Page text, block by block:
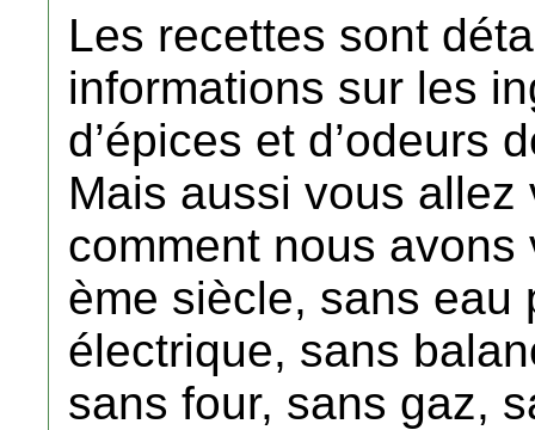
Les recettes sont
informations sur les
d’épices et d’odeurs
Mais aussi vous
comment nous
ème siècle, sans eau
électrique, sans
sans four, sans gaz,